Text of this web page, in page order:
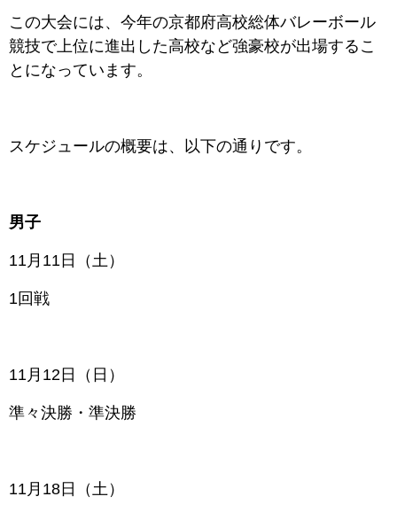
この大会には、今年の京都府高校総体バレーボール
競技で上位に進出した高校など強豪校が出場するこ
とになっています。
スケジュールの概要は、以下の通りです。
男子
11月11日（土）
1回戦
11月12日（日）
準々決勝・準決勝
11月18日（土）